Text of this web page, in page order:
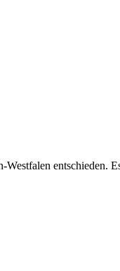
entschieden.